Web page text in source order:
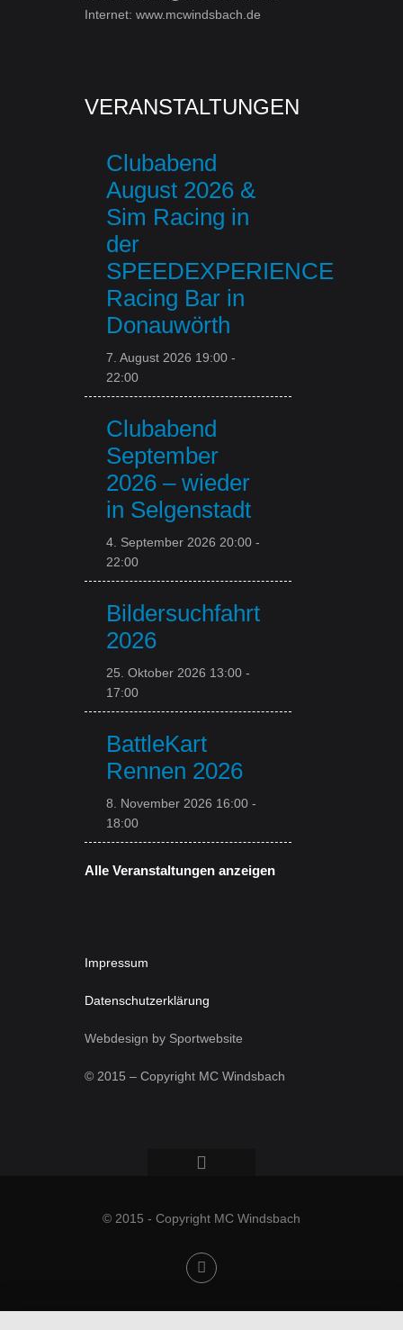
Internet: www.mcwindsbach.de
VERANSTALTUNGEN
Clubabend
August 2026 &
Sim Racing in
der
SPEEDEXPERIENCE
Racing Bar in
Donauwörth
7. August 2026 19:00 -
22:00
Clubabend
September
2026 – wieder
in Selgenstadt
4. September 2026 20:00 -
22:00
Bildersuchfahrt
2026
25. Oktober 2026 13:00 -
17:00
BattleKart
Rennen 2026
8. November 2026 16:00 -
18:00
Alle Veranstaltungen anzeigen
Impressum
Datenschutzerklärung
Webdesign by Sportwebsite
© 2015 – Copyright MC Windsbach
© 2015 - Copyright MC Windsbach